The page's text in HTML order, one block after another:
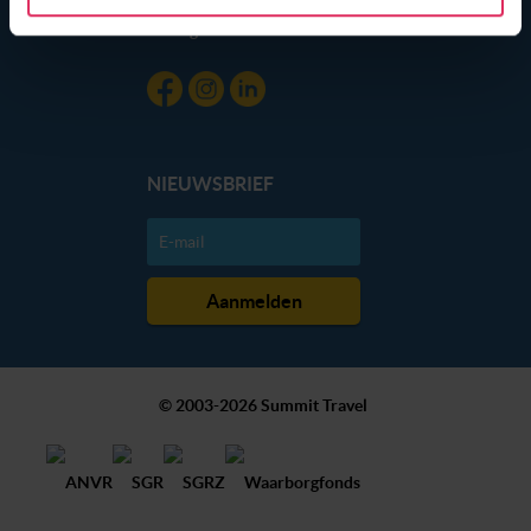
gebruik van hun services. Wil je niet dat dit gebeurt? Pas
dan hieronder jouw voorkeuren aan. Goed om te weten:
je kunt jouw voorkeuren altijd aanpassen. Klik daarvoor
op de lichtblauwe knop linksonder in beeld en kies voor
kunnen ontvangen en verwerken.
NIEUWSBRIEF
© 2003-2026 Summit Travel